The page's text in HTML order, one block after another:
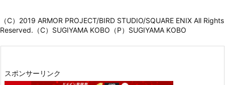
（C）2019 ARMOR PROJECT/BIRD STUDIO/SQUARE ENIX All Rights
Reserved.（C）SUGIYAMA KOBO（P）SUGIYAMA KOBO
スポンサーリンク